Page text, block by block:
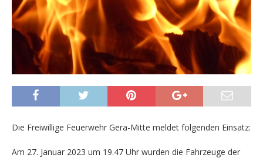
Die Freiwillige Feuerwehr Gera-Mitte meldet folgenden Einsatz:
Am 27. Januar 2023 um 19.47 Uhr wurden die Fahrzeuge der